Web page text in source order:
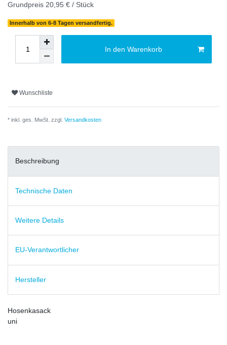
Grundpreis 20,95 € / Stück
Innerhalb von 6-8 Tagen versandfertig.
In den Warenkorb
Wunschliste
* inkl. ges. MwSt. zzgl. Versandkosten
Beschreibung
Technische Daten
Weitere Details
EU-Verantwortlicher
Hersteller
Hosenkasack
uni